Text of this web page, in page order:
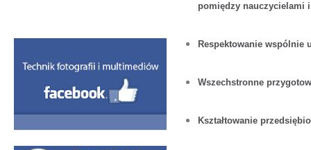
pomiędzy nauczycielami
Respektowanie wspólnie
Wszechstronne
Kształtowanie